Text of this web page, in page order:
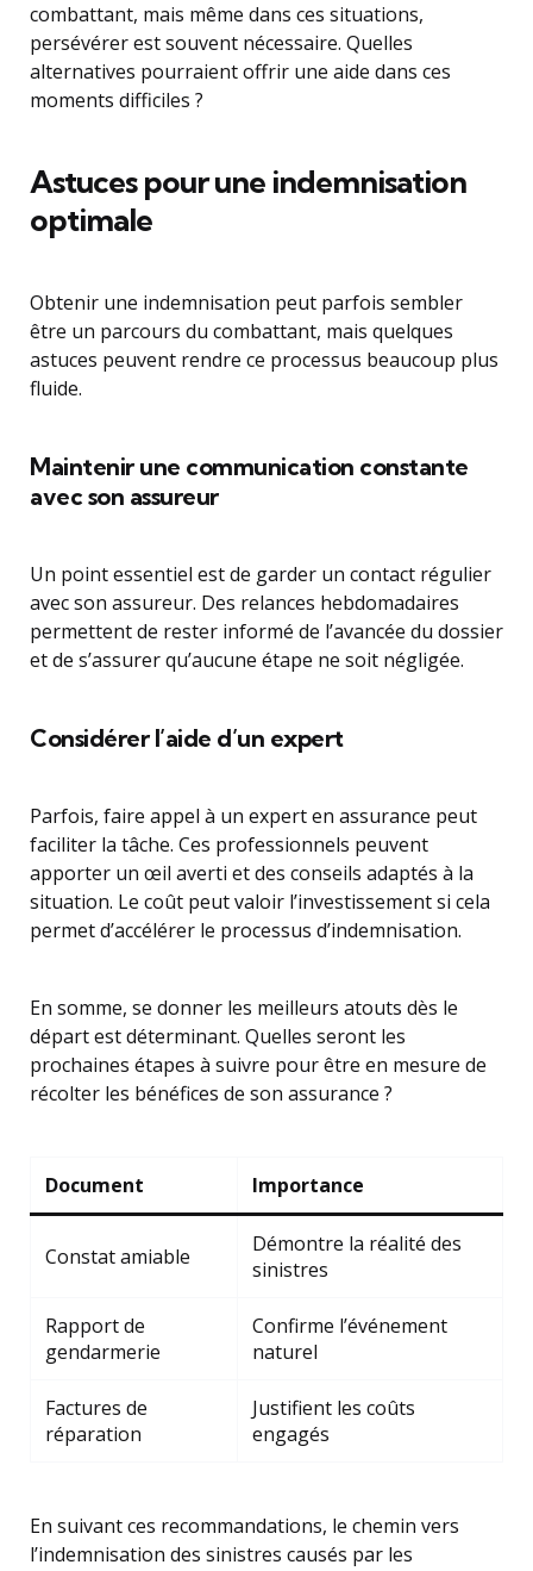
combattant, mais même dans ces situations,
persévérer est souvent nécessaire. Quelles
alternatives pourraient offrir une aide dans ces
moments difficiles ?
Astuces pour une indemnisation
optimale
Obtenir une indemnisation peut parfois sembler
être un parcours du combattant, mais quelques
astuces peuvent rendre ce processus beaucoup plus
fluide.
Maintenir une communication constante
avec son assureur
Un point essentiel est de garder un contact régulier
avec son assureur. Des relances hebdomadaires
permettent de rester informé de l’avancée du dossier
et de s’assurer qu’aucune étape ne soit négligée.
Considérer l’aide d’un expert
Parfois, faire appel à un expert en assurance peut
faciliter la tâche. Ces professionnels peuvent
apporter un œil averti et des conseils adaptés à la
situation. Le coût peut valoir l’investissement si cela
permet d’accélérer le processus d’indemnisation.
En somme, se donner les meilleurs atouts dès le
départ est déterminant. Quelles seront les
prochaines étapes à suivre pour être en mesure de
récolter les bénéfices de son assurance ?
Document Importance
Constat amiable
Démontre la réalité des
sinistres
Rapport de
gendarmerie
Confirme l’événement
naturel
Factures de
réparation
Justifient les coûts
engagés
En suivant ces recommandations, le chemin vers
l’indemnisation des sinistres causés par les